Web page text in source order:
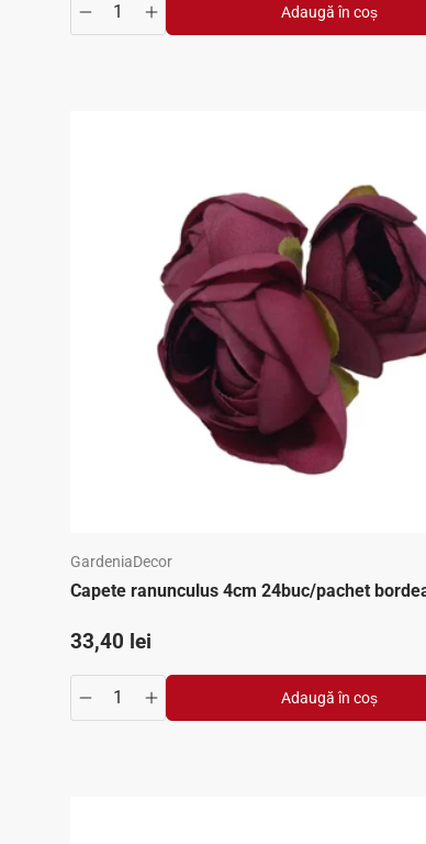
Translation missing:
Translation missing:Adaugă în coș
GardeniaDecor
Capete ranunculus 4cm 24buc/pachet
Preț standard
33,40 lei
Translation missing:
Translation missing:Adaugă în coș